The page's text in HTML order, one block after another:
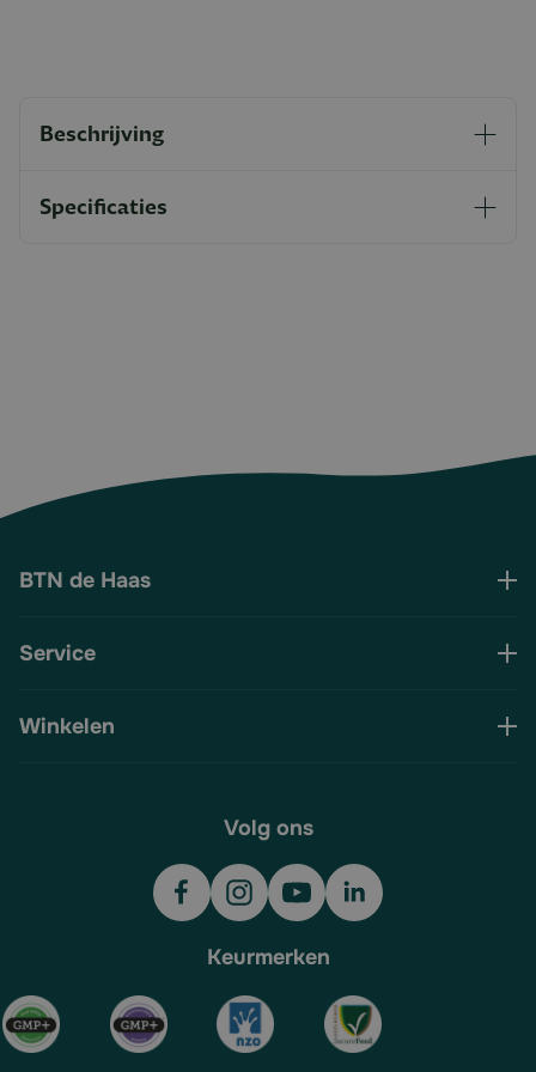
Beschrijving
Specificaties
BTN de Haas
Service
Winkelen
Volg ons
Keurmerken